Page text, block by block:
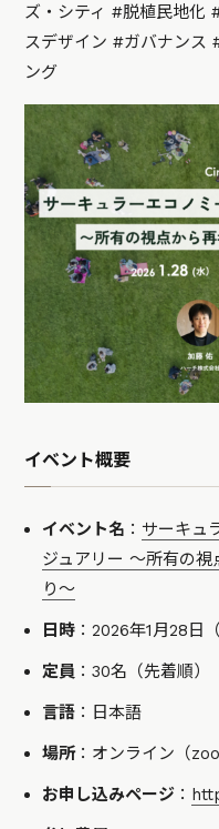
ズ・シティ #脱植民地化
スデザイン #ガバナンス
ング
イベント概要
イベント名 ： サーキュ
ジュアリー 〜所有の視
り〜
日時 ：2026年1月28日
定員 ：30名（先着順）
言語 ：日本語
場所：オンライン（
お申し込みページ ：